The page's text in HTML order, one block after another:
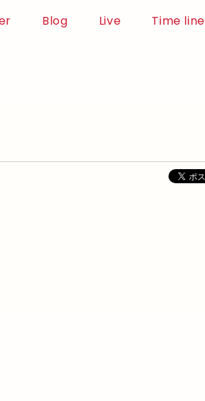
Blog Live Time line